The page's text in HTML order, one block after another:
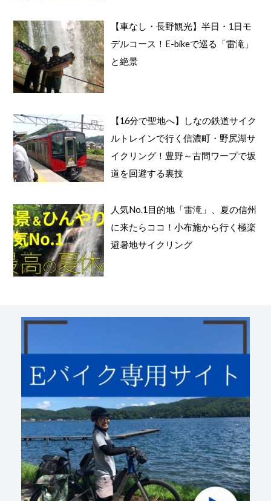
【車なし・長野観光】半日・1日モ
デルコース！E-bikeで巡る「雷滝」
と絶景
【16分で聖地へ】しなの鉄道サイク
ルトレインで行く信濃町・野尻湖サ
イクリング！豊野～古間ワープで坂
道を回避する裏技
人気No.1目的地「雷滝」、夏の信州
に来たらココ！小布施から行く極楽
避暑地サイクリング